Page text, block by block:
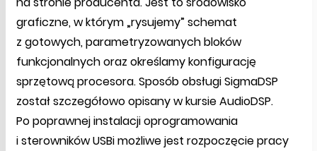
graficzne, w którym „rysujemy” schemat
z gotowych, parametryzowanych bloków
funkcjonalnych oraz określamy konfigurację
sprzętową procesora. Sposób obsługi SigmaDSP
został szczegółowo opisany w kursie AudioDSP.
Po poprawnej instalacji oprogramowania
i sterowników USBi możliwe jest rozpoczęcie pracy